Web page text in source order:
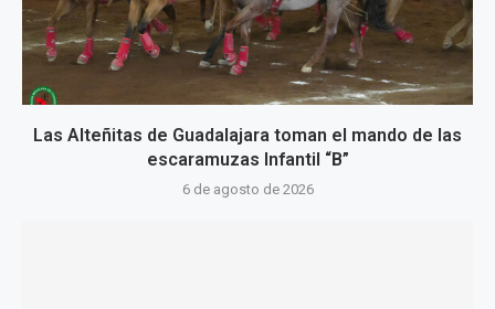
Las Alteñitas de Guadalajara toman el mando de las
escaramuzas Infantil “B”
6 de agosto de 2026